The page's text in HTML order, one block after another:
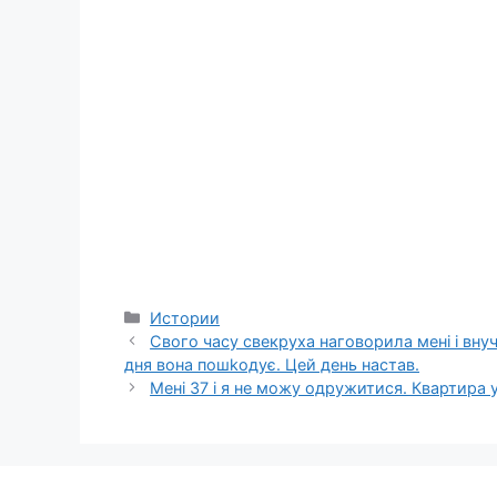
Categories
Истории
Свого часу свекруха наговорила мені і
дня вона пошkодує. Цей день настав.
Мені 37 і я не можу одружитися. Квартира